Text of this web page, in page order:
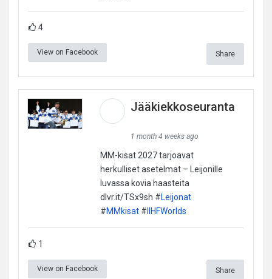
4
View on Facebook Share
Jääkiekkoseuranta
1 month 4 weeks ago
MM-kisat 2027 tarjoavat
herkulliset asetelmat – Leijonille
luvassa kovia haasteita
dlvr.it/TSx9sh #Leijonat
#MMkisat#IIHFWorlds
1
View on Facebook Share